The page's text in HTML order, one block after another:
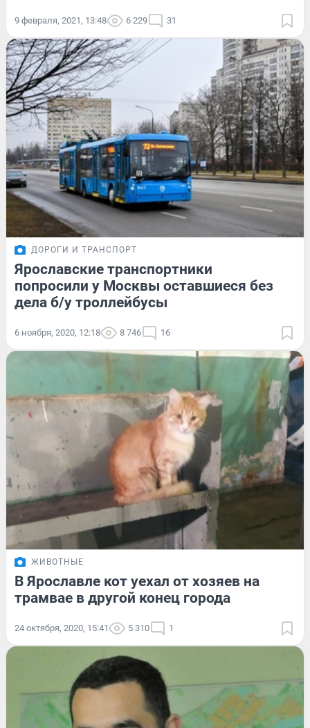
9 февраля, 2021, 13:48 6 229 31
ДОРОГИ И ТРАНСПОРТ
Ярославские транспортники
попросили у Москвы оставшиеся без
дела б/у троллейбусы
6 ноября, 2020, 12:18 8 746 16
ЖИВОТНЫЕ
В Ярославле кот уехал от хозяев на
трамвае в другой конец города
24 октября, 2020, 15:41 5 310 1